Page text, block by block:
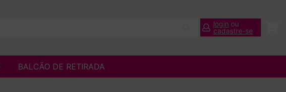
login ou
cadastre-se
BALCÃO DE RETIRADA